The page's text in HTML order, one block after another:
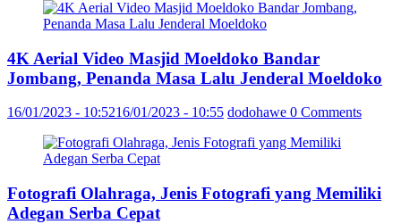
4K Aerial Video Masjid Moeldoko Bandar
Jombang, Penanda Masa Lalu Jenderal Moeldoko
16/01/2023 - 10:5216/01/2023 - 10:55 dodohawe 0 Comments
Fotografi Olahraga, Jenis Fotografi yang Memiliki
Adegan Serba Cepat